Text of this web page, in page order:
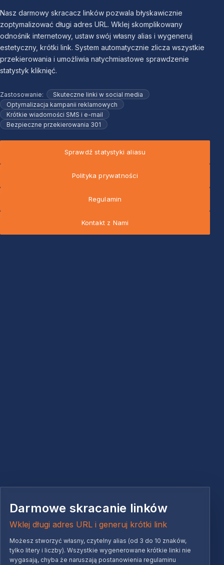
Nasz darmowy skracacz linków pozwala błyskawicznie
zoptymalizować długi adres URL. Wklej skomplikowany
odnośnik internetowy, ustaw swój własny alias i wygeneruj
estetyczny, krótki link. System automatycznie zlicza wszystkie
przekierowania i umożliwia natychmiastowe sprawdzenie
statystyk kliknięć.
Zastosowanie:
Skuteczne linki w social media
Optymalizacja kampanii reklamowych
Krótkie wiadomości SMS i e-mail
Bezpieczne przekierowania 301
Sprawdź statystyki aliasu
Polityka prywatności
Regulamin
Kontakt z Nami
Darmowe skracanie linków
Wklej długi adres URL i generuj krótki link
Możesz stworzyć własny, czytelny alias (od 3 do 10 znaków,
tylko litery i liczby). Wszystkie wygenerowane krótkie linki nie
wygasają, chyba że naruszają postanowienia regulaminu